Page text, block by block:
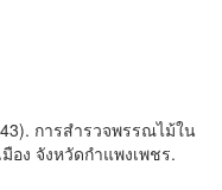
การสำรวจพรรณไม้ใน
อง จังหวัดกำแพงเพชร.